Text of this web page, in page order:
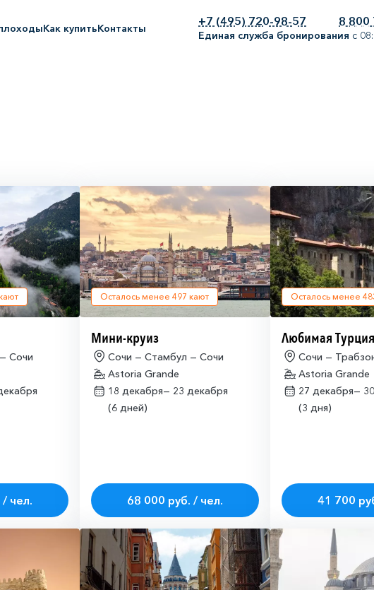
Как купитьКонтакты
+7 (495) 720-98-57 8 800
Единая служба бронирования с
Сочи
чел.
Осталось менее 497 кают
Мини-круиз
Сочи — Стамбул — Сочи
Astoria Grande
18 декабря— 23 декабря
(6 дней)
68 000 руб. / чел.
Осталось менее
Любимая Турция
Сочи —
Astoria Grande
27 декабря—
(3 дня)
41 700